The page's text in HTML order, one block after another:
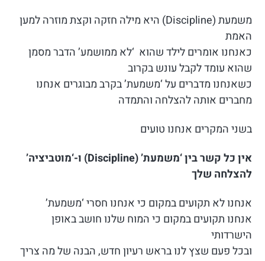
משמעת (Discipline) היא מילה חזקה וקצת מוזרה למען
האמת
כאנחנו אומרים לילד שהוא ‘לא ממושמע’ הדבר מסמן
שהוא עומד לקבל עונש בקרוב
כשאנחנו מדברים על ‘משמעת’ בקרב מבוגרים אנחנו
מחברים אותה להצלחה והתמדה
בשני המקרים אנחנו טועים
אין כל קשר בין ‘משמעת’ (Discipline) ו-‘מוטביציה’
להצלחה שלך
אנחנו לא תקועים במקום כי אנחנו חסרי ‘משמעת’
אנחנו תקועים במקום כי המוח שלנו חושב באופן
הישרדותי
ובכל פעם שצץ לנו בראש רעיון חדש, הבנה של מה צריך